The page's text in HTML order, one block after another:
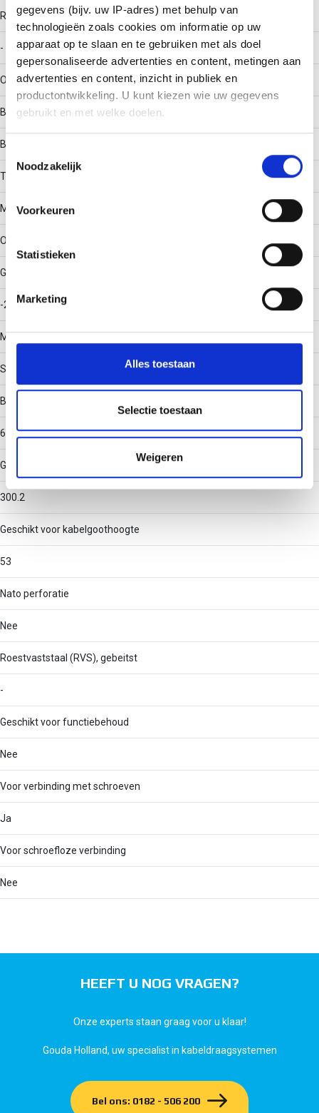
gegevens (bijv. uw IP-adres) met behulp van
technologieën zoals cookies om informatie op uw
apparaat op te slaan en te gebruiken met als doel
gepersonaliseerde advertenties en content, metingen aan
advertenties en content, inzicht in publiek en
productontwikkeling. U kunt kiezen wie uw gegevens
gebruikt en met welke doelen.
Informatie verzamelen over uw geografische locatie,
Uw apparaat identificeren door het actief te scannen
op specifieke eigenschappen (fingerprinting)
verwerkt en stel uw voorkeuren in het
detailgedeelte in.
personaliseren, om functies voor social media te bieden
en om ons websiteverkeer te analyseren. Ook delen we
partners voor social media, adverteren en analyse. Deze
partners kunnen deze gegevens combineren met andere
informatie die u aan ze heeft verstrekt of die ze hebben
verzameld op basis van uw gebruik van hun services.
Noodzakelijk
Voorkeuren
Statistieken
Marketing
Alles toestaan
Selectie toestaan
Weigeren
RAL-nummer
-
Oppervlaktebescherming
Bandverzinkt (sendzimir verzinkt)
Bouwvorm
T-stuk horizontaal
Materiaalkwaliteit
Overig
Gebruikstemperatuur
-20 - 120
Materiaal
Staal
Binnenstraal
60
Geschikt voor kabelgootbreedte
300.2
Geschikt voor kabelgoothoogte
53
Nato perforatie
Nee
Roestvaststaal (RVS), gebeitst
-
Geschikt voor functiebehoud
Nee
Voor verbinding met schroeven
Ja
Voor schroefloze verbinding
Nee
HEEFT U NOG VRAGEN?
Onze experts staan graag voor u klaar!
Gouda Holland, uw specialist in kabeldraagsystemen
Bel ons: 0182 - 506 200